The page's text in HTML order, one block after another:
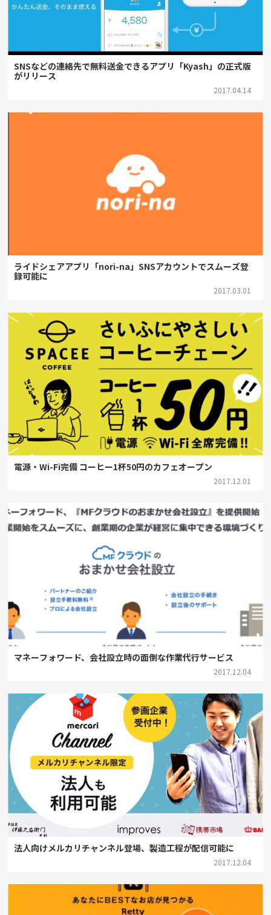
SNSなどの連絡先で無料送金できるアプリ「Kyash」の正式版
がリリース
2017.04.14
ライドシェアアプリ「nori-na」SNSアカウントでスムーズ登
録可能に
2017.03.01
電源・Wi-Fi完備 コーヒー1杯50円のカフェオープン
2017.12.01
マネーフォワード、会社設立時の面倒な作業代行サービス
2017.12.04
法人向けメルカリチャンネル登場、製造工程が配信可能に
2017.12.04